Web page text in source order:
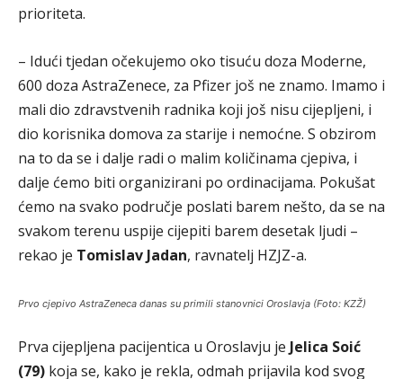
prioriteta.
– Idući tjedan očekujemo oko tisuću doza Moderne,
600 doza AstraZenece, za Pfizer još ne znamo. Imamo i
mali dio zdravstvenih radnika koji još nisu cijepljeni, i
dio korisnika domova za starije i nemoćne. S obzirom
na to da se i dalje radi o malim količinama cjepiva, i
dalje ćemo biti organizirani po ordinacijama. Pokušat
ćemo na svako područje poslati barem nešto, da se na
svakom terenu uspije cijepiti barem desetak ljudi –
rekao je Tomislav Jadan, ravnatelj HZJZ-a.
Prvo cjepivo AstraZeneca danas su primili stanovnici Oroslavja (Foto: KZŽ)
Prva cijepljena pacijentica u Oroslavju je Jelica Soić
(79) koja se, kako je rekla, odmah prijavila kod svog